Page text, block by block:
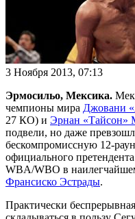
3 Ноября 2013, 07:13
Эрмосильо, Мексика.
чемпионы мира Джовани
27 КО) и Эрнан «Тайсон»
подвели, но даже
бескомпромиссную 12-
официального
WBA/WBO в
Франсиско Эстрады.
Практически